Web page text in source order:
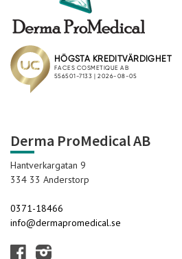
Derma ProMedical AB
Hantverkargatan 9
334 33 Anderstorp
0371-18466
info@dermapromedical.se